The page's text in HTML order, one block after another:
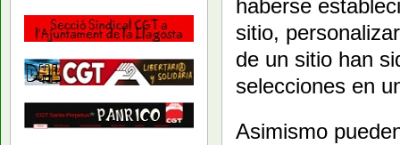
haberse
sitio,
de un sitio han
selecciones en
Asimismo